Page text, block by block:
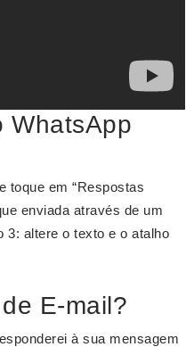
WhatsApp
toque em “Respostas
enviada através de um
3: altere o texto e o atalho
E-mail?
à sua mensagem